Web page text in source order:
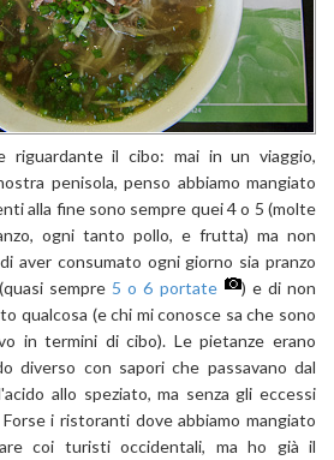
riguardante il cibo: mai in un viaggio,
penisola, penso abbiamo mangiato
alla fine sono sempre quei 4 o 5 (molte
ogni tanto pollo, e frutta) ma non
aver consumato ogni giorno sia pranzo
sempre 5 o 6 portate
) e di non
qualcosa (e chi mi conosce sa che sono
in termini di cibo). Le pietanze erano
diverso con sapori che passavano dal
allo speziato, ma senza gli eccessi
i ristoranti dove abbiamo mangiato
coi turisti occidentali, ma ho già il